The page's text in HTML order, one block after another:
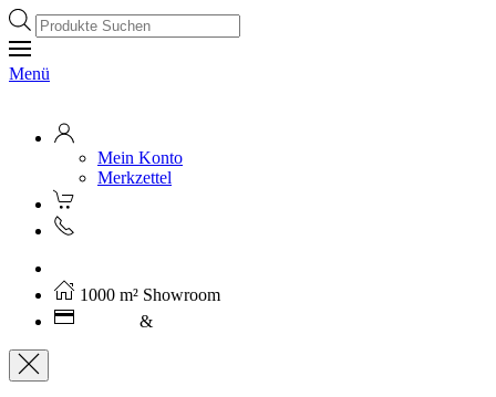
Products
search
Menü
Mein Konto
Merkzettel
1000 m² Showroom
&